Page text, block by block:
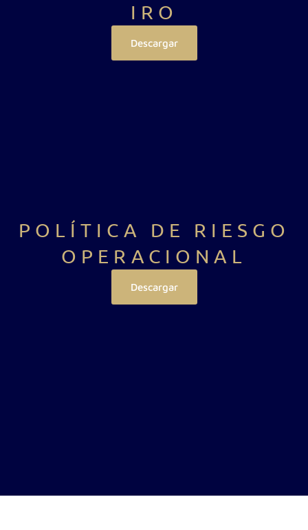
IRO
Descargar
POLÍTICA DE RIESGO
OPERACIONAL
Descargar